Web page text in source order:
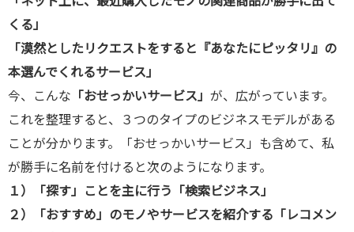
count-
くる」
「漠然としたリクエストをすると『あなたにピッタリ』の
本選んでくれるサービス」
今、こんな 「おせっかいサービス」 が、広がっています。
これを整理すると、３つのタイプのビジネスモデルがある
ことが分かります。「おせっかいサービス」も含めて、私
が勝手に名前を付けると次のようになります。
１）「探す」ことを主に行う「検索ビジネス」
２）「おすすめ」のモノやサービスを紹介する「レコメン